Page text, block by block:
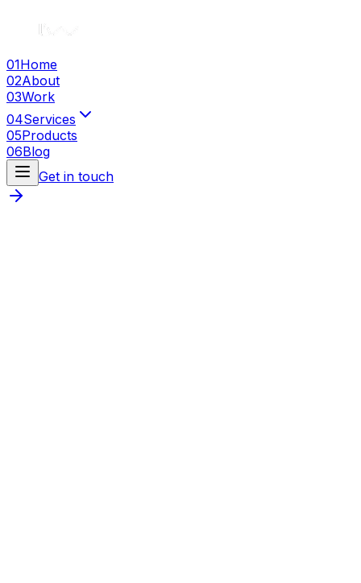
01Home
02About
03Work
04Services
05Products
06Blog
Get in touch